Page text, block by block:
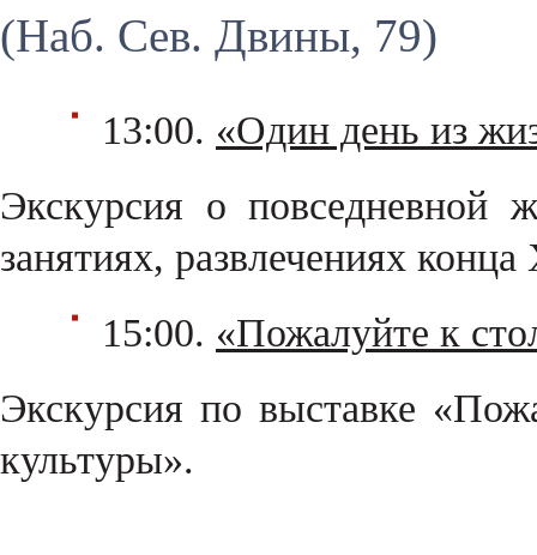
(Наб. Сев. Двины, 79)
13:00. «Один день из
Экскурсия о повседневной
занятиях, развлечениях
15:00. «Пожалуйте к
Экскурсия по выставке
культуры».